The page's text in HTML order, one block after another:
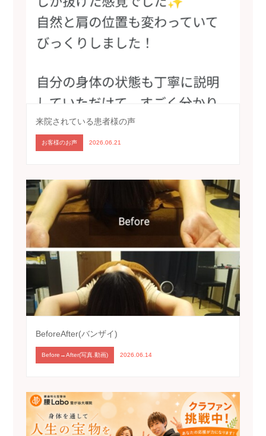
来院されている患者様の声
お客様のお声 2026.06.21
BeforeAfter(バンザイ)
Before→After(写真.動画) 2026.06.14